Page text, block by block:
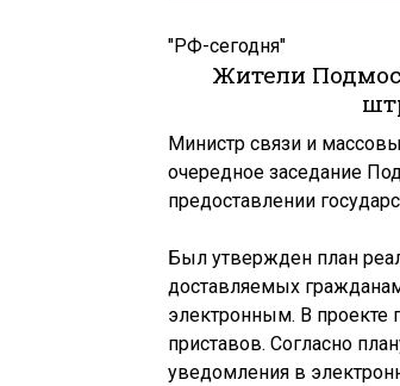
"РФ-сегодня"
Жители
Министр связи и
очередное заседание
предоставлении
Был утвержден план
доставляемых
электронным. В проекте
приставов. Согласно
уведомления в